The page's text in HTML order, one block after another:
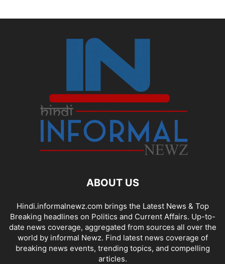
ABOUT US
Hindi.informalnewz.com brings the Latest News & Top
Breaking headlines on Politics and Current Affairs. Up-to-
date news coverage, aggregated from sources all over the
world by informal Newz. Find latest news coverage of
breaking news events, trending topics, and compelling
articles.